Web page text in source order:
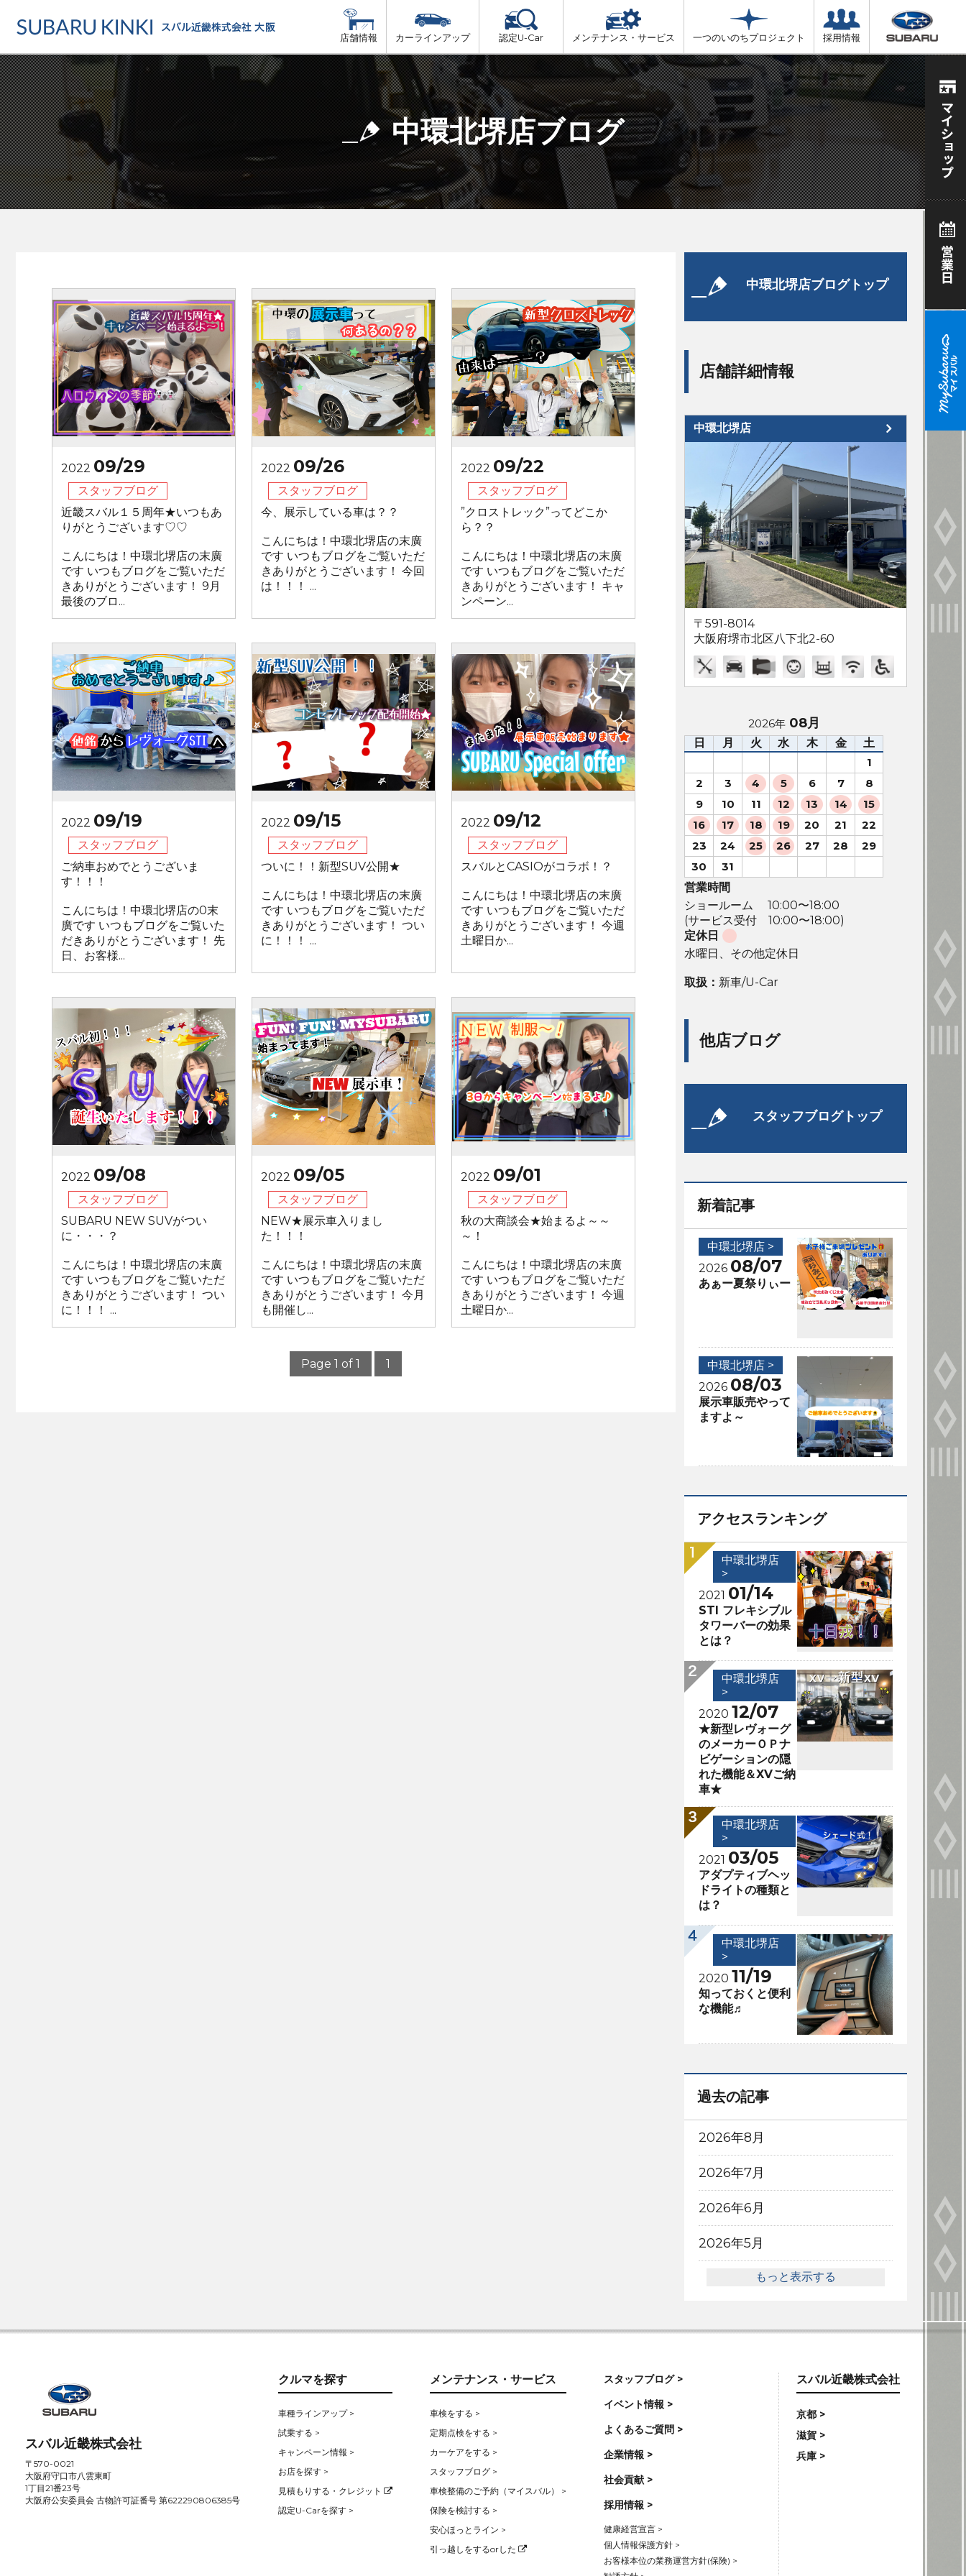
店舗情報
店舗情報 店舗一覧
地域でさがす
地図でさがす
試乗車でさがす
大阪府北部
大阪府市内
大阪府南部
カーラインアップ
カーラインアップ
カーラインアップ一覧
乗用車
軽自動車
認定U-Car メンテナンス・サービス
メンテナンス・サービス
メンテナンス・サービストップ
車検・定期点検をする
カーケアをする
車検（法定24か月点検）
法定 12ヶ月 点検
6ヶ月ごとの セーフティ チェック
車検 3ヶ月前 無料診断
一つのいのちプロジェクト 採用情報
中環北堺店ブログ
2022 09/29
スタッフブログ
近畿スバル１５周年★いつもあ
りがとうございます♡♡
こんにちは！中環北堺店の末廣
です いつもブログをご覧いただ
きありがとうございます！ 9月
最後のブロ...
2022 09/26
スタッフブログ
今、展示している車は？？
こんにちは！中環北堺店の末廣
です いつもブログをご覧いただ
きありがとうございます！ 今回
は！！！ ...
2022 09/22
スタッフブログ
”クロストレック”ってどこか
ら？？
こんにちは！中環北堺店の末廣
です いつもブログをご覧いただ
きありがとうございます！ キャ
ンペーン...
2022 09/19
スタッフブログ
ご納車おめでとうございま
す！！！
こんにちは！中環北堺店の0末
廣です いつもブログをご覧いた
だきありがとうございます！ 先
日、お客様...
2022 09/15
スタッフブログ
ついに！！新型SUV公開★
こんにちは！中環北堺店の末廣
です いつもブログをご覧いただ
きありがとうございます！ つい
に！！！ ...
2022 09/12
スタッフブログ
スバルとCASIOがコラボ！？
こんにちは！中環北堺店の末廣
です いつもブログをご覧いただ
きありがとうございます！ 今週
土曜日か...
2022 09/08
スタッフブログ
SUBARU NEW SUVがつい
に・・・？
こんにちは！中環北堺店の末廣
です いつもブログをご覧いただ
きありがとうございます！ つい
に！！！ ...
2022 09/05
スタッフブログ
NEW★展示車入りまし
た！！！
こんにちは！中環北堺店の末廣
です いつもブログをご覧いただ
きありがとうございます！ 今月
も開催し...
2022 09/01
スタッフブログ
秋の大商談会★始まるよ～～
～！
こんにちは！中環北堺店の末廣
です いつもブログをご覧いただ
きありがとうございます！ 今週
土曜日か...
Page 1 of 1 1
中環北堺店ブログトップ
店舗詳細情報
中環北堺店
〒591-8014
大阪府堺市北区八下北2-60
2026年 08月
日 月 火 水 木 金 土
1
2
3 4 5 6 7
8
9
10 11 12 13 14
15
16
17 18 19 20 21
22
23
24 25 26 27 28
29
30
31
営業時間
ショールーム 10:00〜18:00
(サービス受付 10:00〜18:00)
定休日
水曜日、その他定休日
取扱： 新車/U-Car
他店ブログ
スタッフブログトップ
新着記事
中環北堺店 >
2026 08/07
あぁー夏祭りぃー
中環北堺店 >
2026 08/03
展示車販売やって
ますよ～
アクセスランキング
中環北堺店
>
2021 01/14
STI フレキシブル
タワーバーの効果
とは？
中環北堺店
>
2020 12/07
★新型レヴォーグ
のメーカーＯＰナ
ビゲーションの隠
れた機能＆XVご納
車★
中環北堺店
>
2021 03/05
アダプティブヘッ
ドライトの種類と
は？
中環北堺店
>
2020 11/19
知っておくと便利
な機能♬
過去の記事
2026年8月
2026年7月
2026年6月
2026年5月
もっと表示する
スバル近畿株式会社
〒570-0021
大阪府守口市八雲東町
1丁目21番23号
大阪府公安委員会 古物許可証番号 第622290806385号
クルマを探す
車種ラインアップ >
試乗する >
キャンペーン情報 >
お店を探す >
見積もりする・クレジット
認定U-Carを探す >
メンテナンス・サービス
車検をする >
定期点検をする >
カーケアをする >
スタッフブログ >
車検整備のご予約（マイスバル） >
保険を検討する >
安心ほっとライン >
引っ越しをするorした
スタッフブログ >
イベント情報 >
よくあるご質問 >
企業情報 >
社会貢献 >
採用情報 >
健康経営宣言 >
個人情報保護方針 >
お客様本位の業務運営方針(保険) >
スバル近畿株式会社
京都 >
滋賀 >
兵庫 >